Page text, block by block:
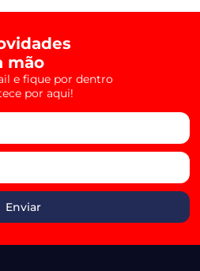
mão
e fique por dentro
por aqui!